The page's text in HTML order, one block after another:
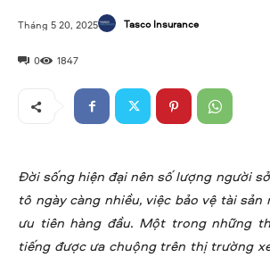
0 1847
Tháng 5 20, 2025 Tasco Insurance
Đời sống hiện đại nên số lượng người
tô ngày càng nhiều, việc bảo vệ tài
ưu tiên hàng đầu. Một trong những
tiếng được ưa chuộng trên thị trường